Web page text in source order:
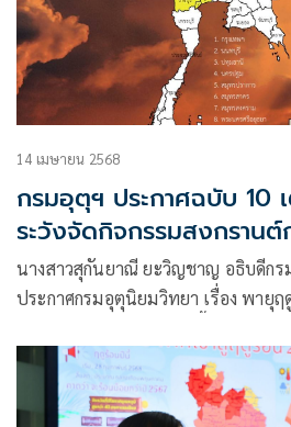
14 เมษายน 2568
กรมอุตุฯ ประกาศฉบับ 10
ระวังจัดกิจกรรมสงกราน
นางสาวสุกันยาณี ยะวิญชาญ อธิบดีกร
ประกาศกรมอุตุนิยมวิทยา เรื่อง พายุ
ฉบับที่ 10 โดยมีใจความว่า